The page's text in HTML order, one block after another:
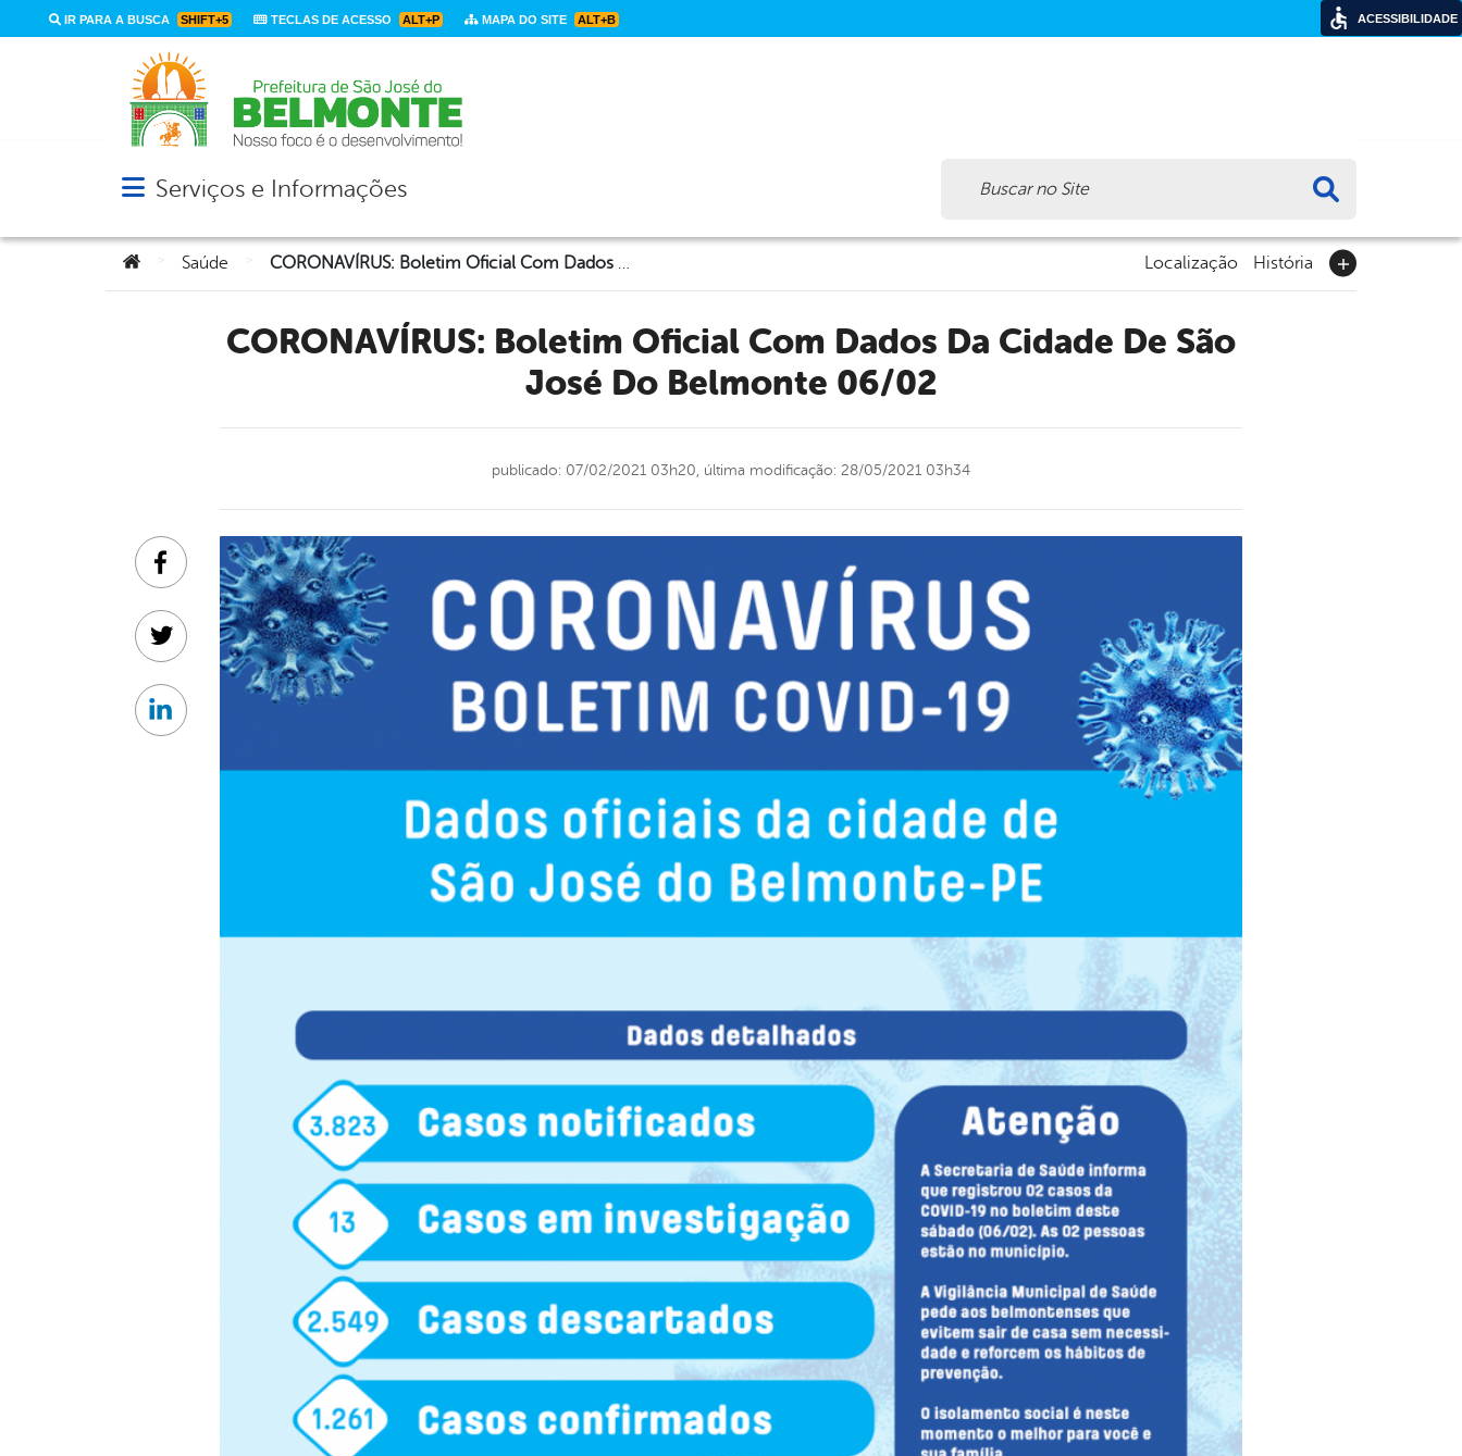
IR PARA A BUSCA SHIFT+5 TECLAS DE ACESSO ALT+P MAPA DO SITE ALT+B
Abrir menu principal de navegação
Serviços e Informações
Você está aqui:
Saúde CORONAVÍRUS: Boletim Oficial Com Dados Da Cidade De São José Do Belmonte 06/02 Localização História
CORONAVÍRUS: Boletim Oficial Com Dados Da Cidade De São
José Do Belmonte 06/02
publicado: 07/02/2021 03h20, última modificação: 28/05/2021 03h34
Facebook
Twitter
Linkedin
ACESSIBILIDADE